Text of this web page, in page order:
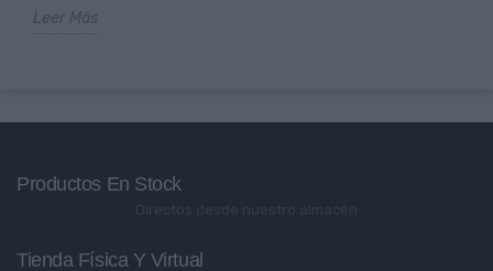
Leer Más
Productos En Stock
Tienda Física Y Virtual